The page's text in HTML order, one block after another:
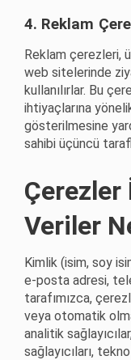
4. Reklam
Reklam çerezleri,
web sitelerinde
kullanılırlar. Bu
ihtiyaçlarına
gösterilmesine
sahibi üçüncü
Çerezler
Veriler
Kimlik (isim, soy
e-posta adresi,
tarafımızca,
veya otomatik
analitik
sağlayıcıları,